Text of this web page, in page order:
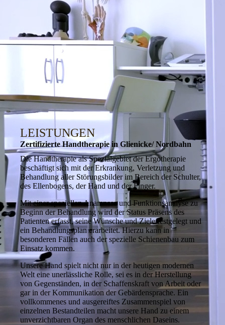
LEISTUNGEN
Zertifi­zierte Hand­therapie in Glienicke/ Nordbahn
Die Handtherapie als Spezialgebiet der Ergotherapie
beschäftigt sich mit der Erkrankung, Verletzung und
Behandlung aller Störungsbilder im Bereich der Schulter,
des Ellenbogens, der Hand und der Finger.
Mit einer speziellen Anamnese und Funktionsanalyse zu
Beginn der Behandlung wird der Status Präsens des
Patienten erfasst, seine Wünsche und Ziele festgelegt und
ein Behandlungsplan erarbeitet. Hierzu kann in
besonderen Fällen auch der spezielle Schienenbau zum
Einsatz kommen.
Unsere Hand spielt nicht nur in der heutigen moder­nen
Welt eine unerlässliche Rolle, sei es in der Her­stel­lung
von Gegenständen, in der Schaffenskraft von Arbeit oder
gar in der Kommunikation der Gebärden­sprache. Ein
vollkommenes und aus­gereif­tes Zusammenspiel von
einzelnen Bestandteilen macht unsere Hand zu einem
unverzichtbaren Organ des menschlichen Daseins.